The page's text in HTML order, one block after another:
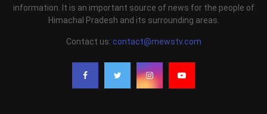
information. It is an important source of news for the people of
Himachal Pradesh and its surrounding areas.
Contact us: contact@mewstv.com